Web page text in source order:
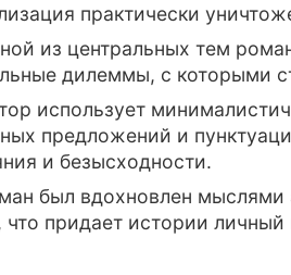
практически
из центральных тем
дилеммы, с которыми
использует
предложений и
и безысходности.
был вдохновлен
что придает истории